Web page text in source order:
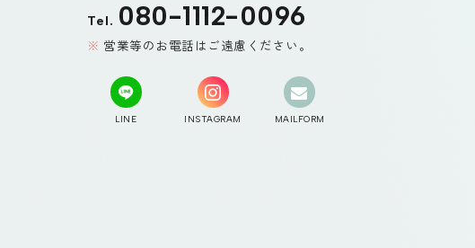
Tel. 080-1112-0096
営業等のお電話はご遠慮ください。
LINE INSTAGRAM MAILFORM